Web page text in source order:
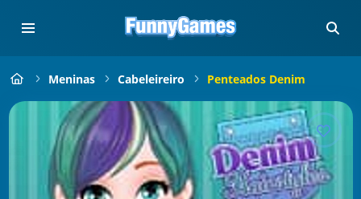
Meninas Cabeleireiro Penteados Denim